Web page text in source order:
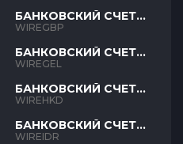
БАНКОВСКИЙ СЧЕТ
GBP
WIREGBP
БАНКОВСКИЙ СЧЕТ
GEL
WIREGEL
БАНКОВСКИЙ СЧЕТ
HKD
WIREHKD
БАНКОВСКИЙ СЧЕТ
IDR
WIREIDR